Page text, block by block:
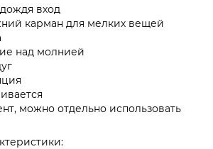
вход
карман для мелких вещей
над молнией
можно отдельно использовать